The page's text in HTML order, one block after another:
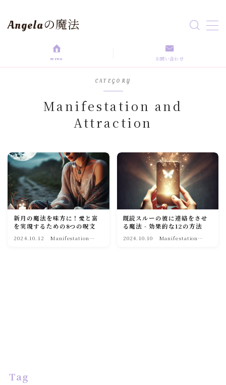
Angelaの魔法
love magic
Rituals
self love
soulmate
menu お問い合わせ
CATEGORY
Manifestation and
Attraction
新月の魔法を味方に！愛と富
を実現するための8つの呪文
2024.10.12
Manifestation
既読スルーの彼に連絡をさせ
る魔法 - 効果的な12の方法
2024.10.10
Manifestation
Tag